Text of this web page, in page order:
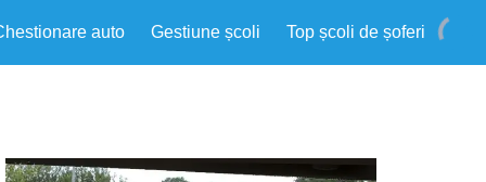
auto Gestiune școli Top școli de șoferi